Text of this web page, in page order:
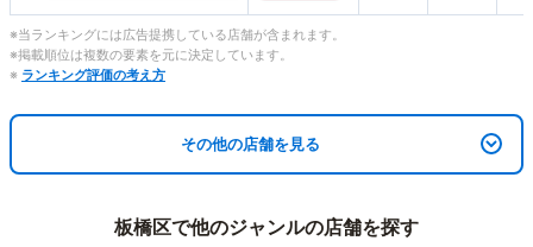
※当ランキングには広告提携している店舗が含まれます。
※掲載順位は複数の要素を元に決定しています。
※ ランキング評価の考え方
その他の店舗を見る
板橋区で他のジャンルの店舗を探す